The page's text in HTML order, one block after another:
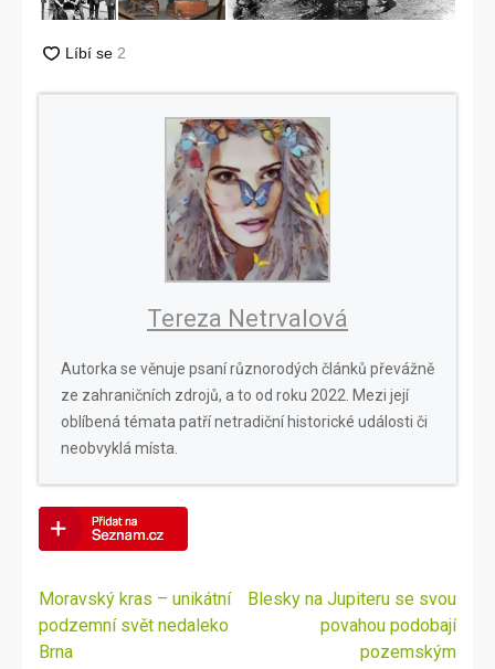
Tereza Netrvalová
Autorka se věnuje psaní různorodých článků převážně
ze zahraničních zdrojů, a to od roku 2022. Mezi její
oblíbená témata patří netradiční historické události či
neobvyklá místa.
Navigace
pro
příspěvek
Moravský kras – unikátní
podzemní svět nedaleko
Brna
Blesky na Jupiteru se svou
povahou podobají
pozemským